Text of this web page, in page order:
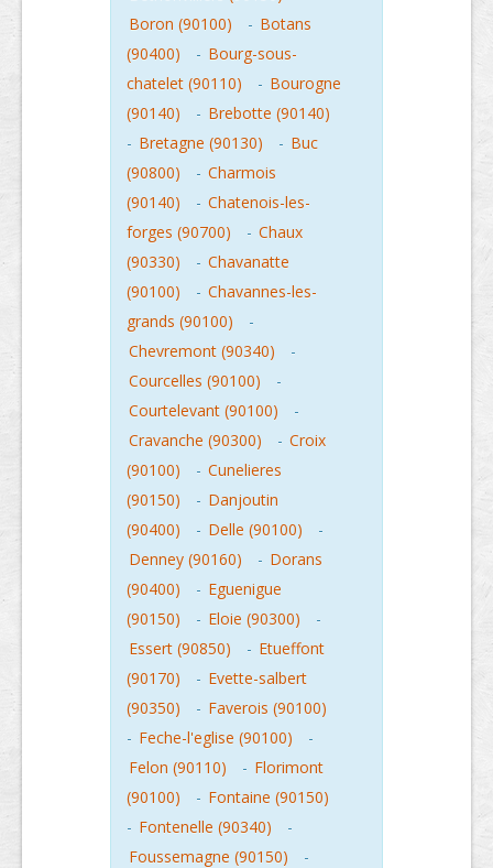
Boron (90100)
- Botans
(90400)
- Bourg-sous-
chatelet (90110)
- Bourogne
(90140)
- Brebotte (90140)
- Bretagne (90130) - Buc
(90800)
- Charmois
(90140)
- Chatenois-les-
forges (90700)
- Chaux
(90330)
- Chavanatte
(90100)
- Chavannes-les-
grands (90100)
-
Chevremont (90340)
-
Courcelles (90100)
-
Courtelevant (90100)
-
Cravanche (90300)
- Croix
(90100)
- Cunelieres
(90150)
- Danjoutin
(90400)
- Delle (90100)
-
Denney (90160)
- Dorans
(90400)
- Eguenigue
(90150)
- Eloie (90300)
-
Essert (90850)
- Etueffont
(90170)
- Evette-salbert
(90350)
- Faverois (90100)
- Feche-l'eglise (90100)
-
Felon (90110)
- Florimont
(90100)
- Fontaine (90150)
- Fontenelle (90340)
-
Foussemagne (90150)
-